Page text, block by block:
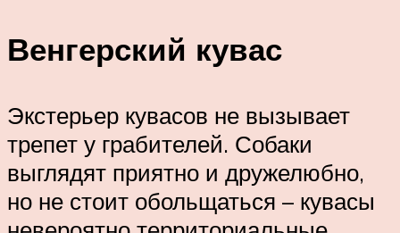
Венгерский кувас
Экстерьер кувасов не вызывает
трепет у грабителей. Собаки
выглядят приятно и дружелюбно,
но не стоит обольщаться – кувасы